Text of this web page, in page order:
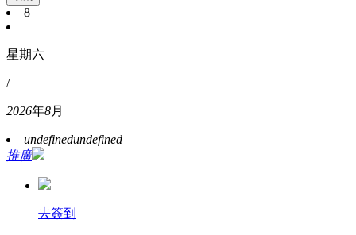
8
星期六
/
2026年8月
undefinedundefined
推廣
去簽到